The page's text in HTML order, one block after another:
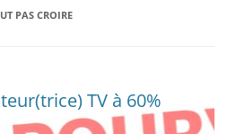
PAS CROIRE
TV à 60%